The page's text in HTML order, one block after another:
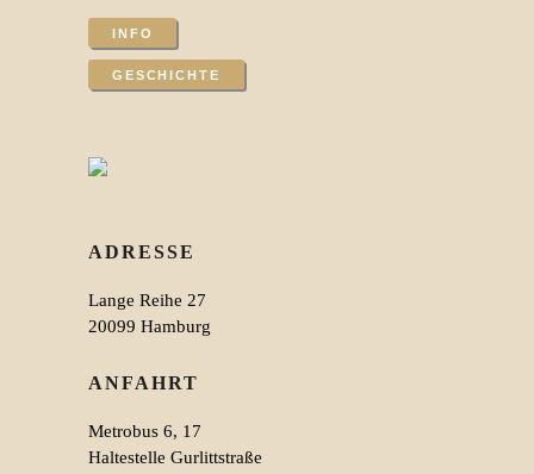
INFO
GESCHICHTE
ADRESSE
Lange Reihe 27
20099 Hamburg
ANFAHRT
Metrobus 6, 17
Haltestelle Gurlittstraße